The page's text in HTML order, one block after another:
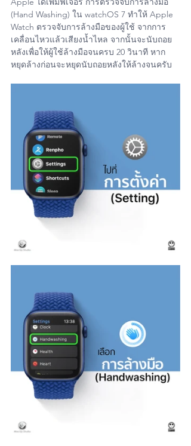
(Hand Washing) ใน watchOS 7 ทำให้ Apple
Watch ตรวจจับการล้างมือของผู้ใช้ จากการ
เคลื่อนไหวแล้วเสียงน้ำไหล จากนั้นจะนับถอย
หลังเพื่อให้ผู้ใช้ล้างมือจนครบ 20 วินาที หาก
หยุดล้างก่อนจะหยุดนับถอยหลังให้ล้างจนครับ